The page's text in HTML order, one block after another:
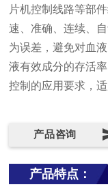
片机控制线路等部
速、准确、连续、
为误差，避免对血
液有效成分的存活
控制的应用要求，
产品咨询
产品特点：